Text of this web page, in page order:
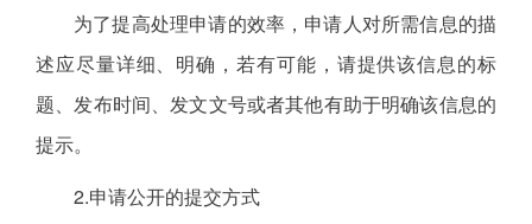
为了提高处理申请的效率，申请人对所需信息的描
述应尽量详细、明确，若有可能，请提供该信息的标
题、发布时间、发文文号或者其他有助于明确该信息的
提示。
2.申请公开的提交方式